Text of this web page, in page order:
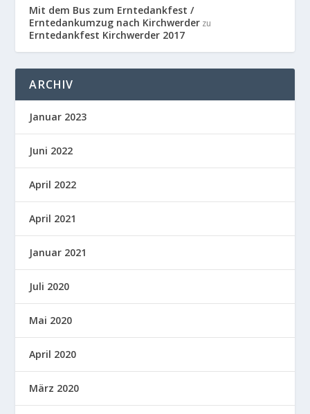
Mit dem Bus zum Erntedankfest /
Erntedankumzug nach Kirchwerder zu
Erntedankfest Kirchwerder 2017
ARCHIV
Januar 2023
Juni 2022
April 2022
April 2021
Januar 2021
Juli 2020
Mai 2020
April 2020
März 2020